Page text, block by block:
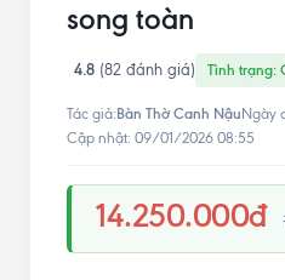
song toàn
4.8 (82 đánh giá) Tình trạng:
Tác giả:Bàn Thờ Canh Nậu Ngày
Cập nhật: 09/01/2026 08:55
14.250.000đ